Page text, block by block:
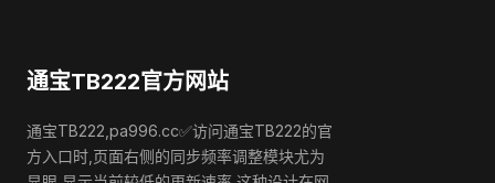
通宝TB222官方网站
通宝TB222,pa996.cc✅访问通宝TB222的官
方入口时,页面右侧的同步频率调整模块尤为